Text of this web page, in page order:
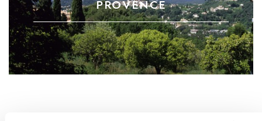
PROVENCE